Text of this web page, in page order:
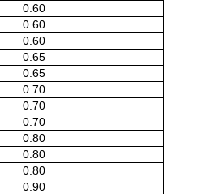
0.60
0.60
0.60
0.65
0.65
0.70
0.70
0.70
0.80
0.80
0.80
0.90